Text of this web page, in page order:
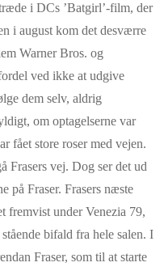
i DCs ’Batgirl’-film, der
i august kom det desværre
Warner Bros. og
ved ikke at udgive
dem selv, aldrig
om optagelserne var
fået store roser med vejen.
Frasers vej. Dog ser det ud
på Fraser. Frasers næste
fremvist under Venezia 79,
bifald fra hele salen. I
Fraser, som til at starte